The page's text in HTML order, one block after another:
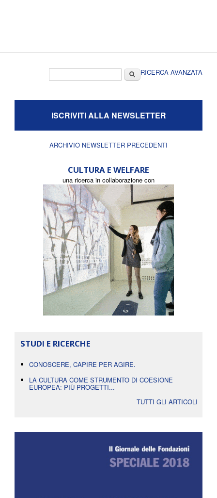
CercaRICERCA AVANZATA
ISCRIVITI ALLA NEWSLETTER
ARCHIVIO NEWSLETTER PRECEDENTI
CULTURA E WELFARE
una ricerca in collaborazione con
STUDI E RICERCHE
CONOSCERE, CAPIRE PER AGIRE.
LA CULTURA COME STRUMENTO DI COESIONE
EUROPEA: PIÙ PROGETTI...
TUTTI GLI ARTICOLI